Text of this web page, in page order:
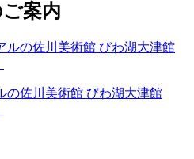
案内
の佐川美術館 びわ湖大津館